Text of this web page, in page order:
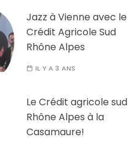
Jazz à Vienne avec le
Crédit Agricole Sud
Rhône Alpes
IL Y A 3 ANS
Le Crédit agricole sud
Rhône Alpes à la
Casamaure!